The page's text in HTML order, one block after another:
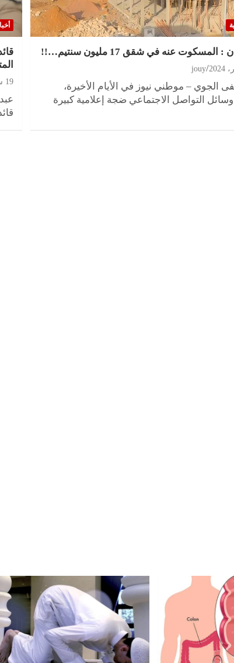
المسكوت عنه في شقق 17 مليون سنتيم…!!
jouy
الجوي – موطني نيوز في الأيام الأخيرة،
التواصل الاجتماعي ضجة إعلامية كبيرة
19 سبتمبر، 2024